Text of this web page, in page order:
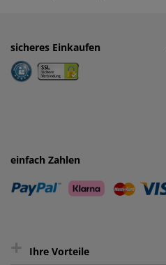
sicheres Einkaufen
einfach Zahlen
+ Ihre Vorteile